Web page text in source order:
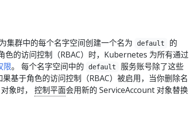
集群中的每个名字空间创建一个名为 default
的
色的访问控制（RBAC）时，Kubernetes 为所有通过
限。 每个名字空间中的 default
服务账号除了这些
基于角色的访问控制（RBAC）被启用，当你删除名
象时， 控制平面会用新的 ServiceAccount 对象替换